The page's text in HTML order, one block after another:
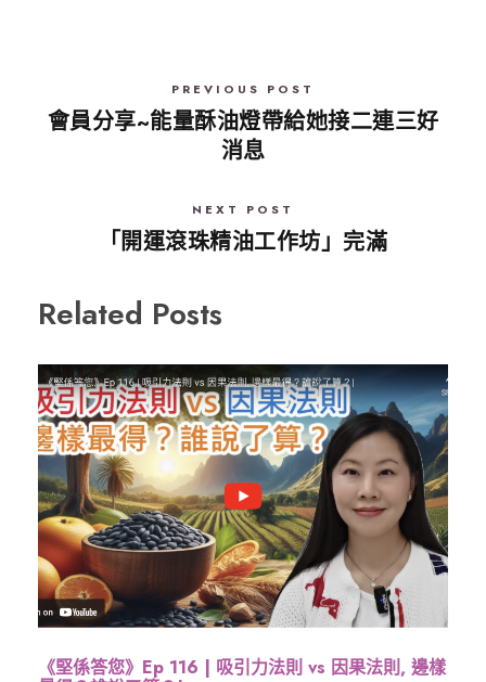
PREVIOUS POST
會員分享~能量酥油燈帶給她接二連三好
消息
NEXT POST
「開運滾珠精油工作坊」完滿
Related Posts
《堅係答您》Ep 116 | 吸引力法則 vs 因果法則, 邊樣